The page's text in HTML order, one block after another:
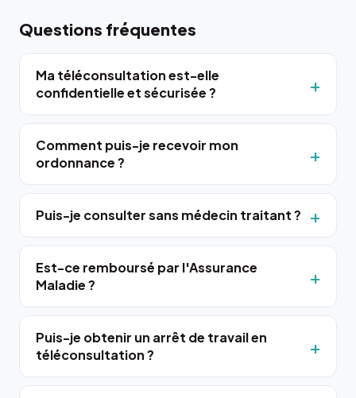
Questions fréquentes
Ma téléconsultation est-elle
confidentielle et sécurisée ?
Comment puis-je recevoir mon
ordonnance ?
Puis-je consulter sans médecin traitant ?
Est-ce remboursé par l'Assurance
Maladie ?
Puis-je obtenir un arrêt de travail en
téléconsultation ?